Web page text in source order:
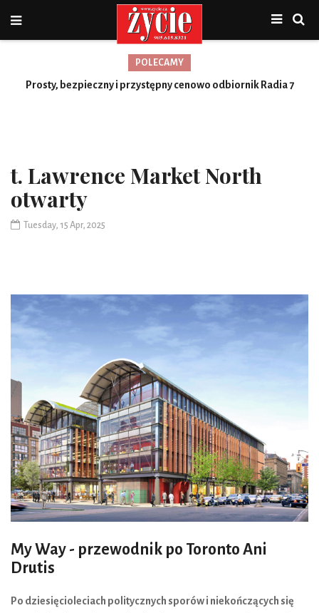
POLECAMY
Prosty, bezpieczny i przystępny cenowo odbiornik Radia 7
Nowa jakość, więcej możliwości
t. Lawrence Market North
otwarty
Tuesday, 15 Apr, 2025
My Way - przewodnik po Toronto Ani
Drutis
Po dziesięcioleciach politycznych sporów i niekończących się